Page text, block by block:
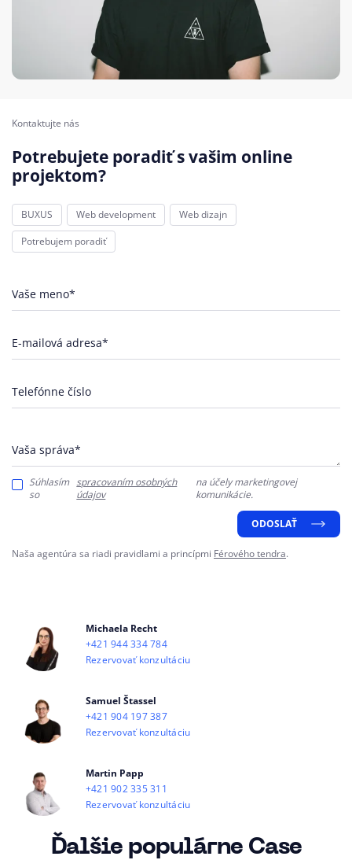
Kontaktujte nás
Michaela Recht
+421 944 334 784
Rezervovať konzultáciu
Samuel Štassel
+421 904 197 387
Rezervovať konzultáciu
Martin Papp
+421 902 335 311
Rezervovať konzultáciu
Potrebujete poradiť s vašim online
projektom?
BUXUS Web development
Web dizajn
Potrebujem poradiť
Vaše meno*
E-mailová adresa*
Telefónne číslo
Vaša správa*
Súhlasím
so
spracovaním osobných
údajov
na účely marketingovej
komunikácie.
ODOSLAŤ
Naša agentúra sa riadi pravidlami a princípmi Férového tendra.
Ďalšie populárne Case